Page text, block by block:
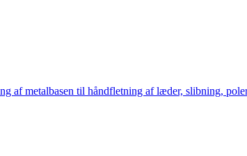
af metalbasen til håndfletning af læder, slibning,